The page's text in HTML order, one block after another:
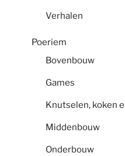
Verhalen
Poeriem
Bovenbouw
Games
Knutselen, koken
Middenbouw
Onderbouw